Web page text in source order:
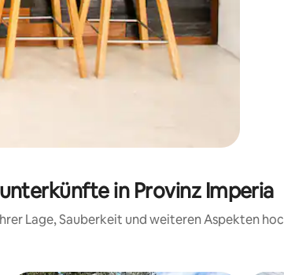
in Provinz Imperia
Lage, Sauberkeit und weiteren Aspekten